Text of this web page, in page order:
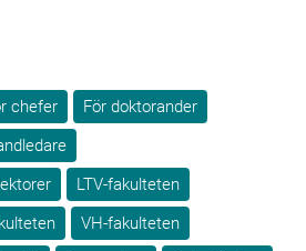
chefer
För doktorander
LTV-fakulteten
VH-fakulteten